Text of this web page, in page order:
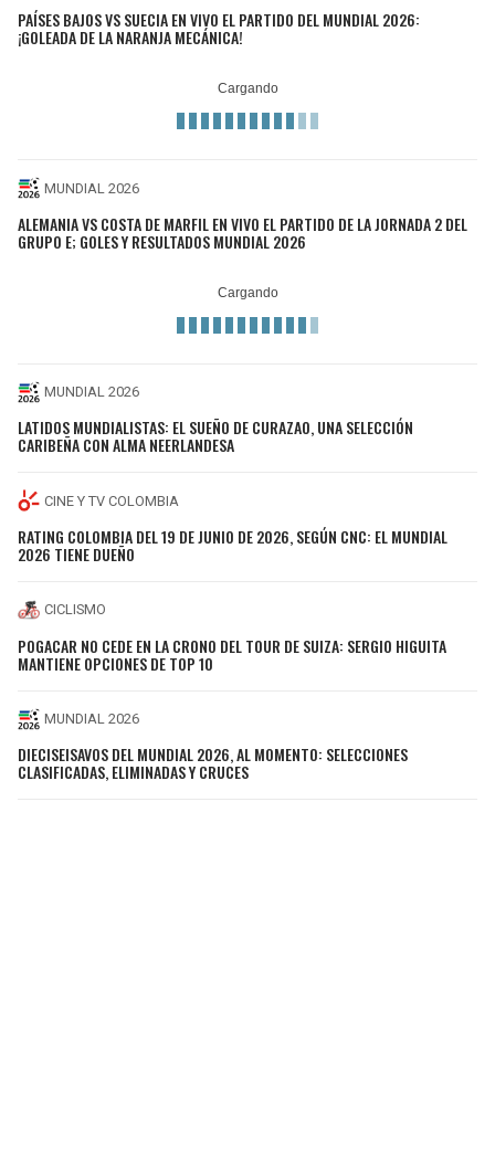
PAÍSES BAJOS VS SUECIA EN VIVO EL PARTIDO DEL MUNDIAL 2026:
¡GOLEADA DE LA NARANJA MECÁNICA!
MUNDIAL 2026
ALEMANIA VS COSTA DE MARFIL EN VIVO EL PARTIDO DE LA JORNADA 2 DEL
GRUPO E; GOLES Y RESULTADOS MUNDIAL 2026
MUNDIAL 2026
LATIDOS MUNDIALISTAS: EL SUEÑO DE CURAZAO, UNA SELECCIÓN
CARIBEÑA CON ALMA NEERLANDESA
CINE Y TV COLOMBIA
RATING COLOMBIA DEL 19 DE JUNIO DE 2026, SEGÚN CNC: EL MUNDIAL
2026 TIENE DUEÑO
CICLISMO
POGACAR NO CEDE EN LA CRONO DEL TOUR DE SUIZA: SERGIO HIGUITA
MANTIENE OPCIONES DE TOP 10
MUNDIAL 2026
DIECISEISAVOS DEL MUNDIAL 2026, AL MOMENTO: SELECCIONES
CLASIFICADAS, ELIMINADAS Y CRUCES